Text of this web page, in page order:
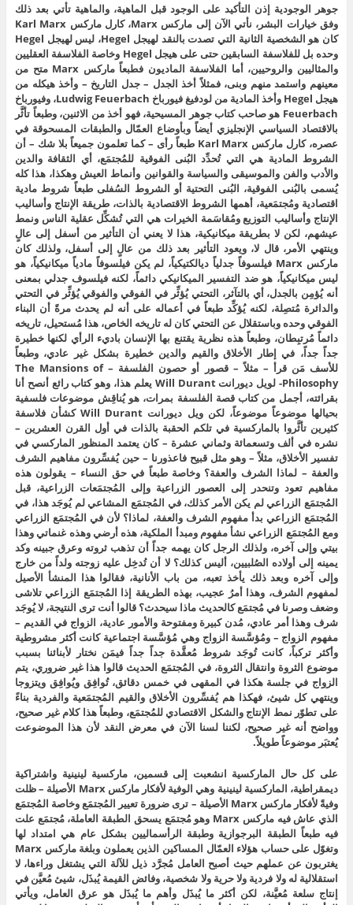
جوهر الوجودية إذن التأكيد على الوجود قبل الماهية، والماهية تأتي بعد ذلك
وفق خيارات البشر، نأتي الآن إلى ماركس Marx، كارل ماركس Karl Marx
كان هو الشخصية الثانية التي تصدت بالنقد لهيجل Hegel، ليس لهيجل Hegel
وحده بل للفلاسفة السابقين حتى على هيجل Hegel وخاصة الفلاسفة العقليين
والمثاليين والروحيين، أما الفلاسفة الماديون فطبعاً ماركس Marx متح من
معينهم واستمد منهم وبنى، فمثلاً أخذ الجدل – جدل التاريخ – وأخذ هيكله من
هيجل Hegel وأخذ المادية من لودفيغ فيورباخ Ludwig Feuerbach، وفيورباخ
Feuerbach هو صاحب كتاب جوهر المسيحية، فهو أخذ من الاثنين، وطبعاً تأثَّر
بالاقتصاد السياسي الإنجليزي أيضاً وبأوضاع العمّال والطبقات المسحوقة في
عصره، كارل ماركس Karl Marx طبعاً رأى – كما تعلمون جميعاً بلا شك – أن
الشروط المادية هي التي تُحدِّد البُنى الفوقية للمُجتمَع، أي الثقافة والدين
والأدب والفن والموسيقى والسياسة والقوانين وأنماط العيش وهكذا، هذا كله
يُسمى بالبُنى الفوقية، البُنى التحتية أو الشروط السُفلى طبعاً شروط مادية
اقتصادية ومُجتمَعية، أهمها الشروط الاقتصادية بالذات، طريقة الإنتاج وأساليب
الإنتاج وأساليب التوزيع ومُقاسَمة الخيرات هي التي تُشكِّل عقلية الناس ونمط
عيشهم، لكن لا بطريقة ميكانيكية، هذا لا يعني أن التأثير من أسفل إلى عالٍ
وينتهي الأمر، قال لا، ويعود التأثير بعد ذلك من عالٍ إلى أسفل، ولذلك كان
ماركس Marx فيلسوفاً جدلياً ديالكتيكياً، لم يكن فيلسوفاً مادياً ميكانيكياً، هو
ليس ميكانيكياً، هو ضد التفسير الميكانيكي دائماً، لكنه فيلسوف جدلي بمعنى
أنه يُؤمِن بالجدل، أي بالتآثر، التحتي يُؤثِّر في الفوقي والفوقي يُؤثِّر في التحتي
والدائرة مُتصِلة، لكنه يُؤكِّد طبعاً في أعماله على أنه لم يحدث مرةً أن البناء
الفوقي وحده وباستقلال عن التحتي كان له تاريخه الخاص، هذا مُستحيل، تاريخه
دائماً مُرتبِطان، وطبعاً هذه نظرية يقتنع بها الإنسان باديء الرأي لكنها خطيرة
جداً جداً، في إطار الأخلاق والقيم والدين خطيرة بشكل غير عادي، وطبعاً
للأسف مَن قرأ – مثلاً – قصور أو حصون الفلسفة – The Mansions of
Philosophy- لويل ديورانت Will Durant يعلم هذا، وهو كتاب رائع أنصح أنا
بقرائته، أجمل من كتاب قصة الفلسفة بمرات، هو يُناقِش موضوعات فلسفية
بحيالها موضوعاً موضوعاً، لكن ويل ديورانت Will Durant كشأن فلاسفة
كثيرين تأثَّروا بالماركسية في تلكم الحقبة بالذات في أول القرن العشرين –
نشره في ألف وتسعمائة وثماني عشرة – كان يعتمد المنظور الماركسي في
تفسير الأخلاق، مثلاً – وهو مثل قبيح فاعذورنا – حين يُفسِّرون مفاهيم الشرف
والعفة – لماذا الشرف والعفة؟ وخاصة طبعاً في حق النساء – يقولون هذه
مفاهيم تعود وتنحدر إلى العصور الزراعية وإلى المُجتمَعات الزراعية، قبل
المُجتمَع الزراعي لم يكن الأمر كذلك، في المُجتمَع المشاعي لم يُوجَد هذا، في
المُجتمَع الزراعي بدأ مفهوم الشرف والعفة، لماذا؟ لأن في المُجتمَع الزراعي
ومع المُجتمَع الزراعي نشأ مفهوم ومبدأ الملكية، هذه أرضي وهذه غنماتي وهذا
بيتي وإلى آخره، ولذلك الرجل كان يهمه جداً أن تذهب ثروته وعرق جبينه وكد
يمينه إلى أولاده الصُلبيين، أليس كذلك؟ لا أن تُدخِل عليه زوجته ولداً من خارج
وإلى آخره وبعد ذلك يأخذ تعبه، من باب الأنانية، فقالوا هذا المنشأ الأصيل
لمفهوم الشرف، وهذا أمرُ عجيب، بهذه الطريقة إذا المُجتمَع الزراعي تلاشى
وضعف وصرنا في مُجتمَع كالحديث ماذا سيحدث؟ قالوا أنت ترى النتيجة، لا يُوجَد
شرف وهذا أمر عادي، مُدن كبيرة ومفتوحة والأمور عادية، الزواج في القديم –
مفهوم الزواج – ومُؤسَّسة الزواج وهي مُؤسَّسة اجتماعية كانت أكثر مشروطية
وأكثر تركباً، كانت تُوجَد شروط مُعقَّدة جداً جداً فيمَن نختار لأبنائنا بسبب
موضوع الثروة وانتقال الثروة، في المُجتمَع الحديث قالوا هذا غير ضروري، يتم
الزواج في جلسة هكذا في المقهى في خمس دقائق، تُوافِق ويُوافِق ويتزوجا
وينتهي كل شيئ، فهكذا هم يُفسِّرون الأخلاق والقيم المُجتمَعية والفردية بناءً
على تطوّر نمط الإنتاج والشكل الاقتصادي للمُجتمَع، وطبعاً هذا كلام غير صحيح،
وواضح أنه غير صحيح، لكننا لسنا الآن في معرض النقد لأن هذا الموضوعت
يُعتبَر موضوعاً طويلاً.
على كل حال الماركسية انشعبت إلى قسمين، ماركسية لينينية واشتراكية
ديمقراطية، الماركسية لينينية وهي الوفية لأفكار ماركس Marx الأصيلة – ظلت
وفيةً لأفكار ماركس Marx الأصيلة – ترى ضرورة تعيير المُجتمَع وخاصة المُجتمَع
الذي عاش فيه ماركس Marx وهو مُجتمَع يسحق الطبقة العاملة، مُجتمَع علت
فيه طبعاً الطبقة البرجوازية وطبقة الرأسماليين بشكل عام هي امتداد لها
وتغوّل على حساب هؤلاء العمّال المساكين الذين يعملون وبلغة ماركس Marx
يغتربون عن عملهم حيث أصبح العامل مُجرَّد ذيل للآلة التي يشتغل وراءها، لا
استقلالية له ولا فردية ولا حرية ولا شخصية، وفائض القيمة يُبذَل، شيئ مُعيَّن في
إنتاج سلعة مُعيَّنة، لكن أكثر ما يُبذَل وأهم ما يُبذَل هو عرق العامل، ويأتي